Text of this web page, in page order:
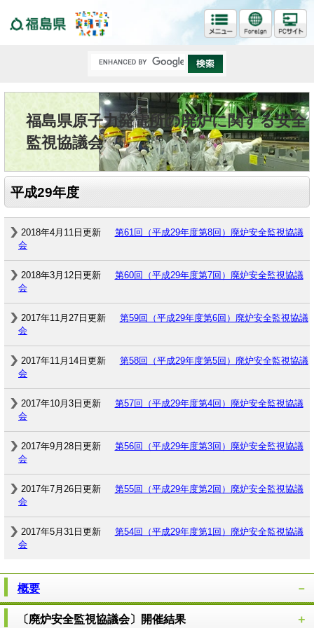
福島県原子力発電所の廃炉に関する安全
監視協議会
平成29年度
2018年4月11日更新
第61回（平成29年度第8回）廃炉安全監視協議
会
2018年3月12日更新
第60回（平成29年度第7回）廃炉安全監視協議
会
2017年11月27日更新
第59回（平成29年度第6回）廃炉安全監視協議
会
2017年11月14日更新
第58回（平成29年度第5回）廃炉安全監視協議
会
2017年10月3日更新
第57回（平成29年度第4回）廃炉安全監視協議
会
2017年9月28日更新
第56回（平成29年度第3回）廃炉安全監視協議
会
2017年7月26日更新
第55回（平成29年度第2回）廃炉安全監視協議
会
2017年5月31日更新
第54回（平成29年度第1回）廃炉安全監視協議
会
概要
〔廃炉安全監視協議会〕開催結果